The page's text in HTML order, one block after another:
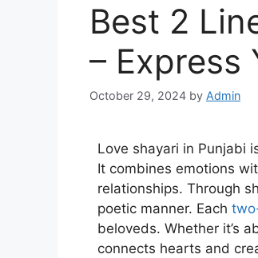
Best 2
– Express
October 29, 2024 by Admin
Love shayari in Punjabi
It combines emotions
relationships. Through
poetic manner. Each
beloveds. Whether it’s
connects hearts and